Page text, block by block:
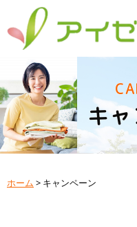
キ
ホーム > キャンペーン